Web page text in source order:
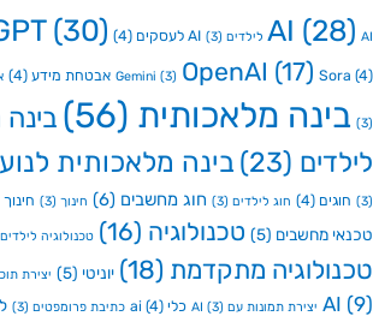
AI
(3) AI לעסקים (4)
(30)
Gemini(3) OpenAI(17) אבטחת מידע (4)
מלאכותית(56)
בינה
(23) בינה מלאכותית לנוער(24)
(4) חוג לילדים(3) חוג מחשבים(6) חינוך (3) חינוך
מחשבים(5) טכנולוגיה(16) טכנולוגיה לילדים(3)
מתקדמת(18) יוניטי (5) יצירת תוכן(3)
AI יצירת תמונות עם AI(3) כלי ai(4) כתיבת פרומפטים(3)